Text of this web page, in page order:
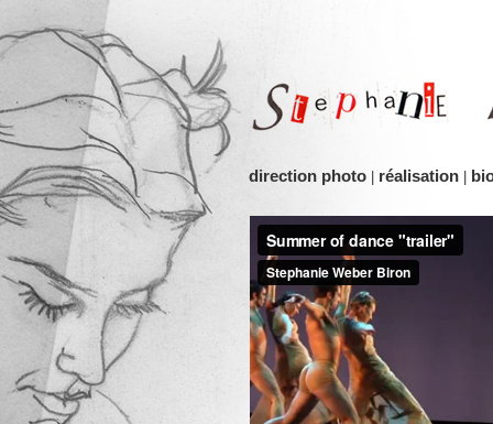
direction photo réalisation